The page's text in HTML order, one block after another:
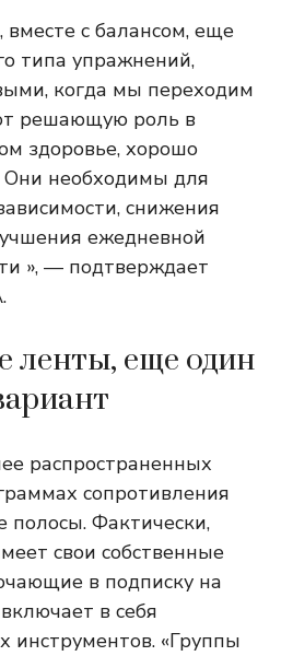
с балансом, еще
типа упражнений,
когда мы переходим
решающую роль в
здоровье, хорошо
Они необходимы для
снижения
ежедневной
», — подтверждает
ленты, еще один
распространенных
сопротивления
полосы. Фактически,
свои собственные
в подписку на
в себя
инструментов. «Группы